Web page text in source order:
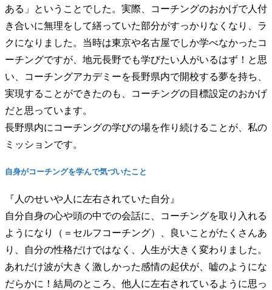
ある」ということでした。実際、コーチングのおかげで人付
き合いに無理をして繕っていた部分がすっかりなくなり、ラ
クになりました。当時は東京や名古屋でしか学べなかったコ
ーチングですが、地元長野でも学びたい人がいるはず！と思
い、コーチングアカデミーを長野県内で開校する夢を持ち、
実現することができたのも、コーチングの目標設定のおかげ
だと思っています。
長野県内にコーチングの学びの場を作り続けることが、私の
ミッションです。
自身がコーチングを学んで気づいたこと
『人のせいや人に左右されていた自分』
自分自身の心や頭の中での会話に、コーチングを取り入れる
ようになり（＝セルフコーチング）、良いことがたくさんあ
り、自分の性格だけではなく、人生が大きく変わりました。
あれだけ波が大きく激しかった感情の起伏が、嘘のようにな
だらかに！結局のところ、他人に左右されているように思っ